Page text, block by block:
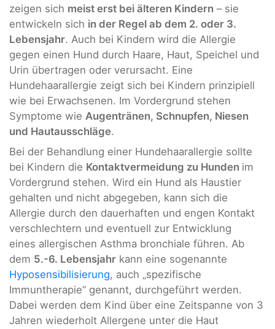
zeigen sich meist erst bei älteren Kindern – sie
entwickeln sich in der Regel ab dem 2. oder 3.
Lebensjahr. Auch bei Kindern wird die Allergie
gegen einen Hund durch Haare, Haut, Speichel und
Urin übertragen oder verursacht. Eine
Hundehaarallergie zeigt sich bei Kindern prinzipiell
wie bei Erwachsenen. Im Vordergrund stehen
Symptome wie Augentränen, Schnupfen, Niesen
und Hautausschläge.
Bei der Behandlung einer Hundehaarallergie sollte
bei Kindern die Kontaktvermeidung zu Hunden im
Vordergrund stehen. Wird ein Hund als Haustier
gehalten und nicht abgegeben, kann sich die
Allergie durch den dauerhaften und engen Kontakt
verschlechtern und eventuell zur Entwicklung
eines allergischen Asthma bronchiale führen. Ab
dem 5.-6. Lebensjahr kann eine sogenannte
Hyposensibilisierung, auch „spezifische
Immuntherapie“ genannt, durchgeführt werden.
Dabei werden dem Kind über eine Zeitspanne von 3
Jahren wiederholt Allergene unter die Haut